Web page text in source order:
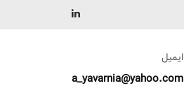
ایمیل
a_yavarnia@yahoo.com